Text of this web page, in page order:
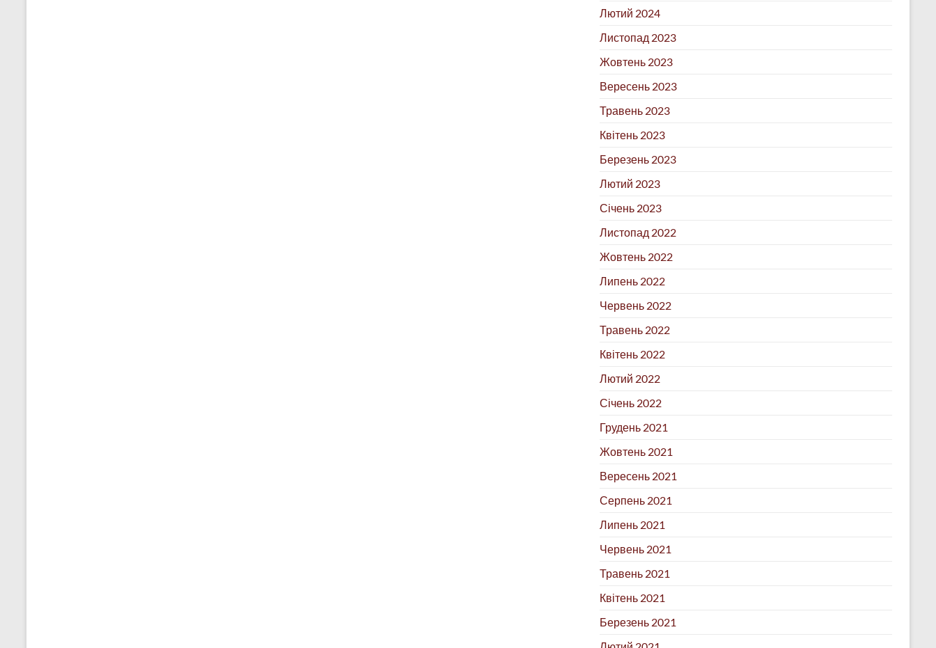
Лютий 2024
Листопад 2023
Жовтень 2023
Вересень 2023
Травень 2023
Квітень 2023
Березень 2023
Лютий 2023
Січень 2023
Листопад 2022
Жовтень 2022
Липень 2022
Червень 2022
Травень 2022
Квітень 2022
Лютий 2022
Січень 2022
Грудень 2021
Жовтень 2021
Вересень 2021
Серпень 2021
Липень 2021
Червень 2021
Травень 2021
Квітень 2021
Березень 2021